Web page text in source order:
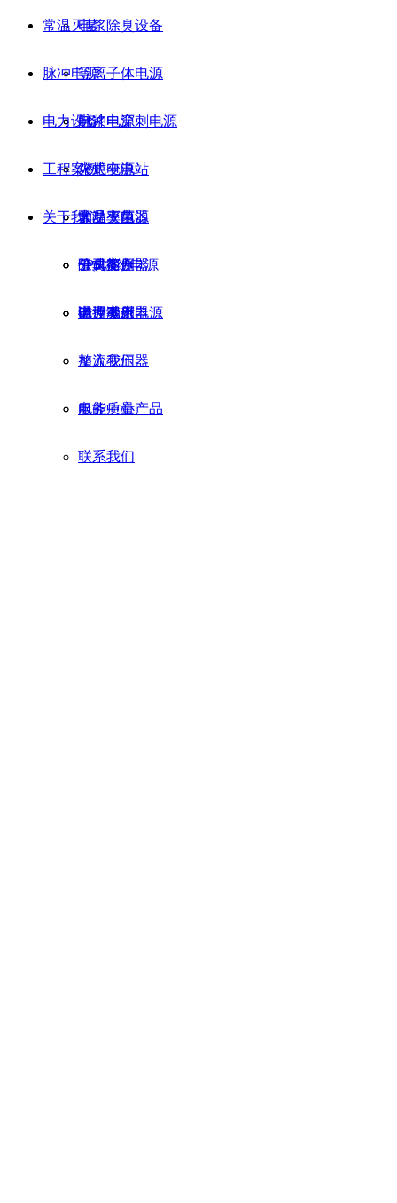
电浆除臭设备
常温灭菌
等离子体电源
脉冲电穿刺电源
脉冲电源
电浆电源
火炬电源
大功率电源
SPS烧结电源
磁控溅射电源
电力设备
箱式变电站
非晶变压器
干式变压器
油浸变压器
整流变压器
电能质量产品
工程案例
常温灭菌
除臭案例
电力案例
关于我们
公司简介
诺亚动态
加入我们
服务中心
联系我们